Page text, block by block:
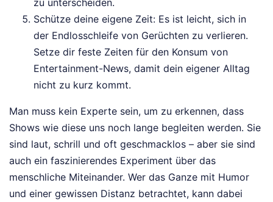
Schütze deine eigene Zeit: Es ist leicht, sich in
der Endlosschleife von Gerüchten zu verlieren.
Setze dir feste Zeiten für den Konsum von
Entertainment-News, damit dein eigener Alltag
nicht zu kurz kommt.
Man muss kein Experte sein, um zu erkennen, dass
Shows wie diese uns noch lange begleiten werden. Sie
sind laut, schrill und oft geschmacklos – aber sie sind
auch ein faszinierendes Experiment über das
menschliche Miteinander. Wer das Ganze mit Humor
und einer gewissen Distanz betrachtet, kann dabei